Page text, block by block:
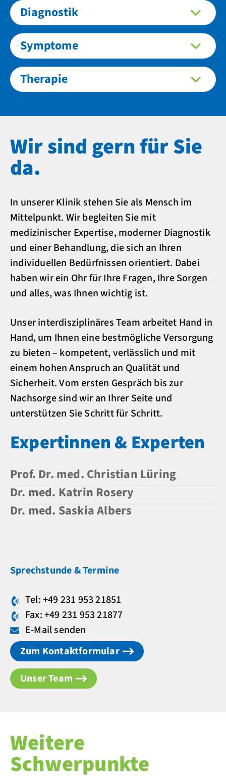
Diagnostik
Symptome
Therapie
Wir sind gern für Sie
da.
In unserer Klinik stehen Sie als Mensch im
Mittelpunkt. Wir begleiten Sie mit
medizinischer Expertise, moderner Diagnostik
und einer Behandlung, die sich an Ihren
individuellen Bedürfnissen orientiert. Dabei
haben wir ein Ohr für Ihre Fragen, Ihre Sorgen
und alles, was Ihnen wichtig ist.
Unser interdisziplinäres Team arbeitet Hand in
Hand, um Ihnen eine bestmögliche Versorgung
zu bieten – kompetent, verlässlich und mit
einem hohen Anspruch an Qualität und
Sicherheit. Vom ersten Gespräch bis zur
Nachsorge sind wir an Ihrer Seite und
unterstützen Sie Schritt für Schritt.
Expertinnen & Experten
Prof. Dr. med. Christian Lüring
Dr. med. Katrin Rosery
Dr. med. Saskia Albers
Sprechstunde & Termine
Tel: +49 231 953 21851
Fax: +49 231 953 21877
E-Mail senden
Zum Kontaktformular
Unser Team
Weitere
Schwerpunkte